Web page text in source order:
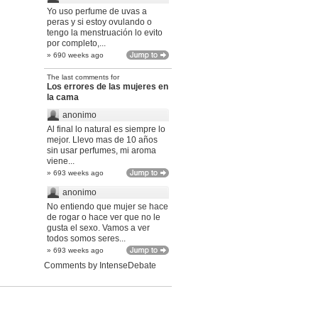
Yo uso perfume de uvas a
peras y si estoy ovulando o
tengo la menstruación lo evito
por completo,...
» 690 weeks ago
The last comments for
Los errores de las mujeres en
la cama
anonimo
Al final lo natural es siempre lo
mejor. Llevo mas de 10 años
sin usar perfumes, mi aroma
viene...
» 693 weeks ago
anonimo
No entiendo que mujer se hace
de rogar o hace ver que no le
gusta el sexo. Vamos a ver
todos somos seres...
» 693 weeks ago
Comments by IntenseDebate